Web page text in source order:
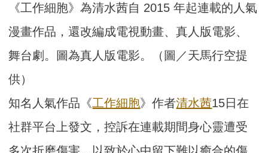
《工作細胞》為清水茜自 2015 年起連載的人氣
漫畫作品，還改編成電視動畫、真人版電影、
舞台劇。圖為真人版電影。（圖／天馬行空提
供）
知名人氣作品《工作細胞》作者清水茜15日在
社群平台上發文，控訴在連載期間身心靈遭受